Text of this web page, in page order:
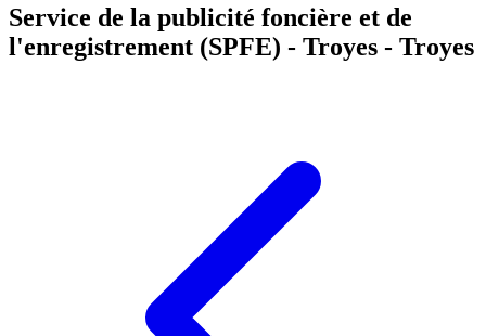
Service de la publicité foncière et de
l'enregistrement (SPFE) - Troyes - Troyes